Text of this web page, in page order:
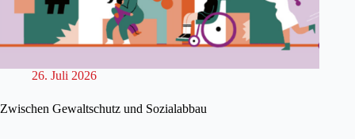
26. Juli 2026
Zwischen Gewaltschutz und Sozialabbau